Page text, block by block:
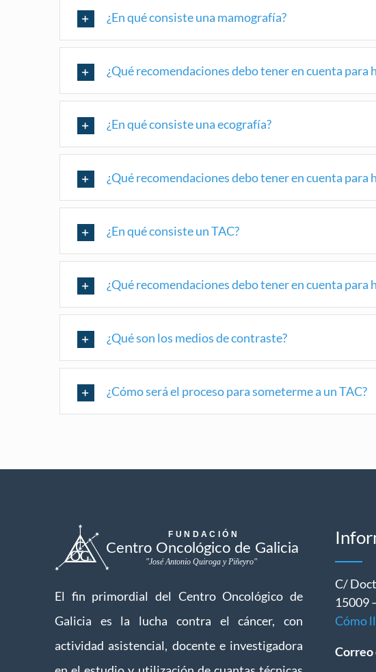
¿En qué consiste una mamografía?
¿Qué recomendaciones debo tener en cuenta para
¿En qué consiste una ecografía?
¿Qué recomendaciones debo tener en cuenta para
¿En qué consiste un TAC?
¿Qué recomendaciones debo tener en cuenta para
¿Qué son los medios de contraste?
¿Cómo será el proceso para someterme a un TAC?
El fin primordial del Centro Oncológico de
Galicia es la lucha contra el cáncer, con
actividad asistencial, docente e investigadora
C/
15009
Cómo